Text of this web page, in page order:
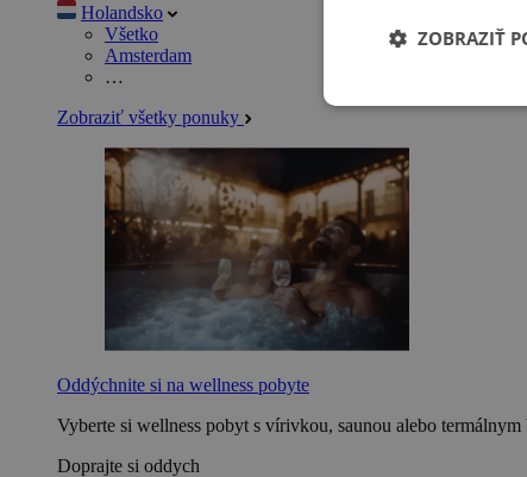
Holandsko
Všetko
Amsterdam
…
Zobraziť všetky ponuky
Oddýchnite si na wellness pobyte
Vyberte si wellness pobyt s vírivkou, saunou alebo
Doprajte si oddych
ZOBRAZIŤ